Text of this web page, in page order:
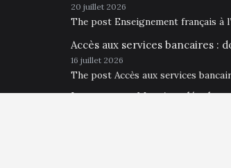
20 juillet 2026
The post Enseignement français à
Accès aux services bancaires :
16 juillet 2026
The post Accès aux services
Impressum • Mentions légales